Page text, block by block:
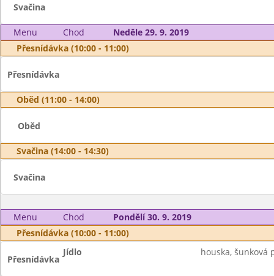
Svačina
Menu Chod
Neděle 29. 9. 2019
Přesnídávka (10:00 - 11:00)
Přesnídávka
Oběd (11:00 - 14:00)
Oběd
Svačina (14:00 - 14:30)
Svačina
Menu Chod
Pondělí 30. 9. 2019
Přesnídávka (10:00 - 11:00)
Přesnídávka
Jídlo houska, šunková